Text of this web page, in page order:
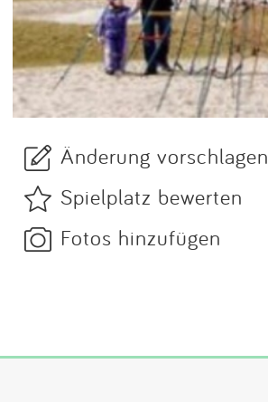
Änderung vorschlagen
Spielplatz bewerten
Fotos hinzufügen